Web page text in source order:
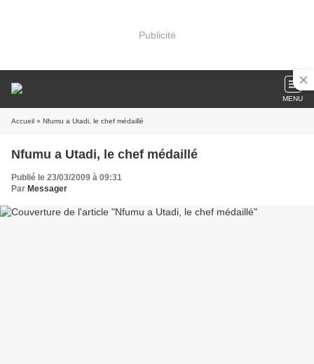
Publicité
MENU
Accueil » Nfumu a Utadi, le chef médaillé
Nfumu a Utadi, le chef médaillé
Publié le 23/03/2009 à 09:31
Par Messager